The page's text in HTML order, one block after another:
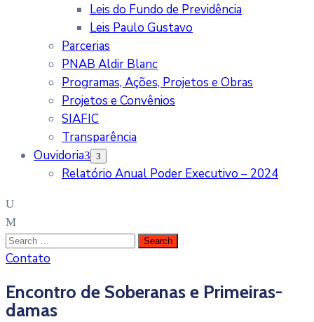
Leis do Fundo de Previdência
Leis Paulo Gustavo
Parcerias
PNAB Aldir Blanc
Programas, Ações, Projetos e Obras
Projetos e Convênios
SIAFIC
Transparência
Ouvidoria
Relatório Anual Poder Executivo – 2024
Contato
Encontro de Soberanas e Primeiras-
damas